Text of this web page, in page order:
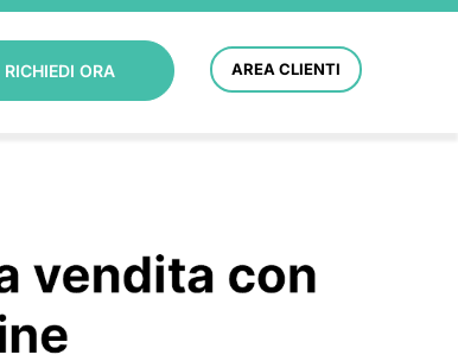
RICHIEDI ORA AREA CLIENTI